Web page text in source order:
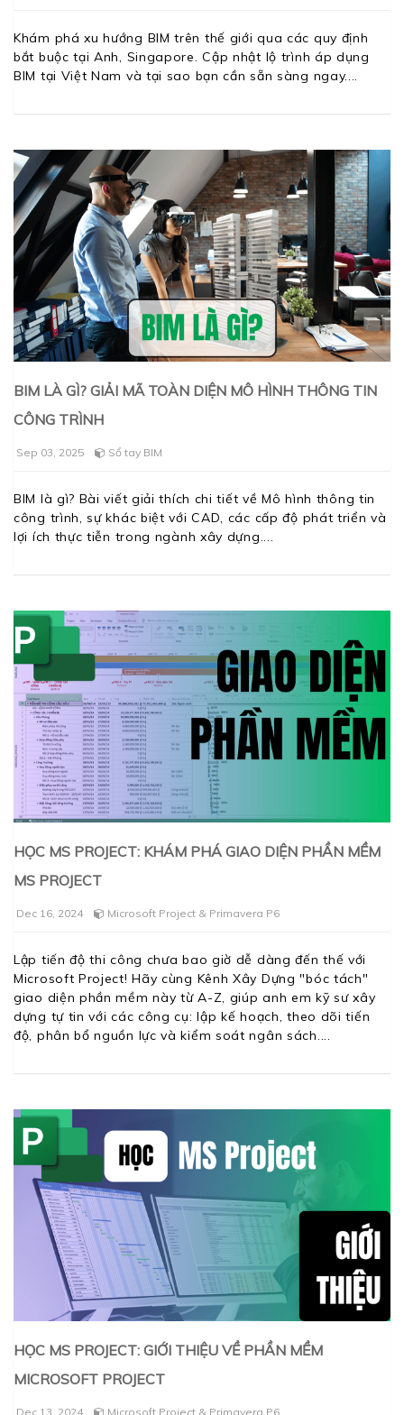
Khám phá xu hướng BIM trên thế giới qua các quy định
bắt buộc tại Anh, Singapore. Cập nhật lộ trình áp dụng
BIM tại Việt Nam và tại sao bạn cần sẵn sàng ngay.
BIM LÀ GÌ? GIẢI MÃ TOÀN DIỆN MÔ HÌNH THÔNG TIN
CÔNG TRÌNH
Sep 03, 2025 Sổ tay BIM
BIM là gì? Bài viết giải thích chi tiết về Mô hình thông tin
công trình, sự khác biệt với CAD, các cấp độ phát triển và
lợi ích thực tiễn trong ngành xây dựng.
HỌC MS PROJECT: KHÁM PHÁ GIAO DIỆN PHẦN MỀM
MS PROJECT
Dec 16, 2024 Microsoft Project & Primavera P6
Lập tiến độ thi công chưa bao giờ dễ dàng đến thế với
Microsoft Project! Hãy cùng Kênh Xây Dựng "bóc tách"
giao diện phần mềm này từ A-Z, giúp anh em kỹ sư xây
dựng tự tin với các công cụ: lập kế hoạch, theo dõi tiến
độ, phân bổ nguồn lực và kiểm soát ngân sách.
HỌC MS PROJECT: GIỚI THIỆU VỀ PHẦN MỀM
MICROSOFT PROJECT
Dec 13, 2024 Microsoft Project & Primavera P6